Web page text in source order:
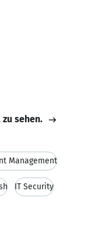
sehen.
Management
IT Security